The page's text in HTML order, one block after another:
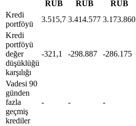
RUB
RUB
RUB
Kredi
portföyü
3.515,7 3.414.577 3.173.860
Kredi
portföyü
değer
düşüklüğü
karşılığı
-321,1 -298.887 -286.175
Vadesi 90
günden
fazla
geçmiş
krediler
- - -